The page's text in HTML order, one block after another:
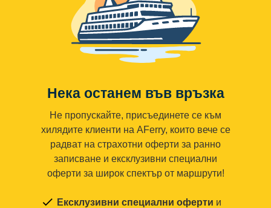
Нека останем във връзка
Не пропускайте, присъединете се към
хилядите клиенти на AFerry, които вече се
радват на страхотни оферти за ранно
записване и ексклузивни специални
оферти за широк спектър от маршрути!
Ексклузивни специални оферти и